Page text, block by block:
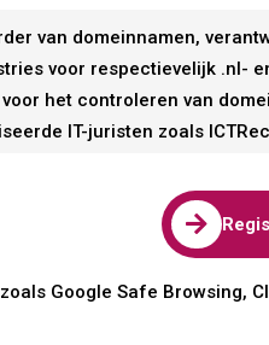
van domeinnamen,
voor respectievelijk .nl-
het controleren van
IT-juristen zoals

Google Safe Browsing,